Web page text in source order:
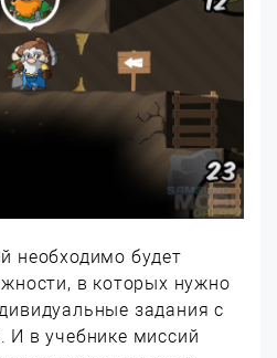
необходимо будет
в которых нужно
задания с
в учебнике миссий